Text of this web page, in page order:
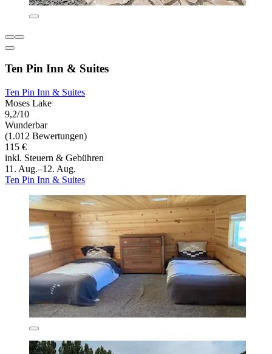
Ten Pin Inn & Suites
Ten Pin Inn & Suites
Moses Lake
9,2/10
Wunderbar
(1.012 Bewertungen)
115 €
inkl. Steuern & Gebühren
11. Aug.–12. Aug.
Ten Pin Inn & Suites